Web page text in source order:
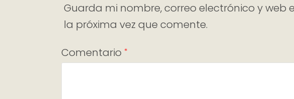
Guarda mi nombre, correo electrónico y web
la próxima vez que comente.
Comentario *